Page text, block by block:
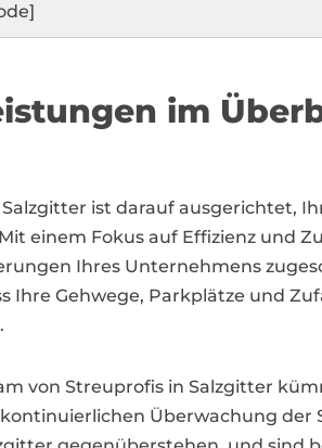
im
ist darauf ausgerichtet,
einem Fokus auf Effizienz und
Ihres Unternehmens
Ihre Gehwege, Parkplätze und
von Streuprofis in Salzgitter
Überwachung der